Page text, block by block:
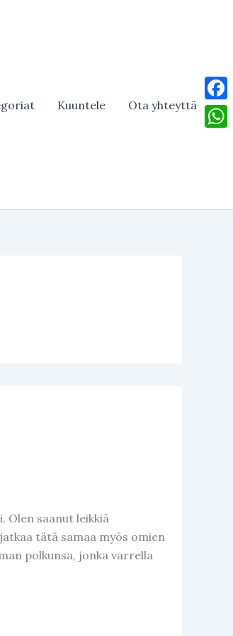
Kuuntele Ota yhteyttä
Olen saanut leikkiä
tätä samaa myös omien
polkunsa, jonka varrella